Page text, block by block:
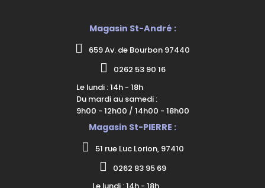
Magasin St-André :
659 Av. de Bourbon 97440
0262 53 90 16
Le lundi : 14h - 18h
Du mardi au samedi :
9h00 - 12h00 / 14h00 - 18h00
Magasin St-PIERRE :
51 rue Luc Lorion, 97410
0262 83 95 69